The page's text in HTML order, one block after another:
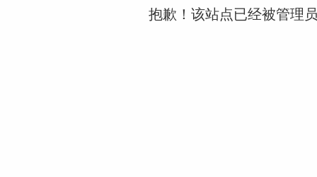
抱歉！该站点已经被管理